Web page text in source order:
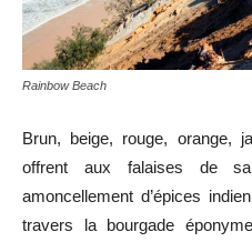
Rainbow Beach
Brun, beige, rouge, orange,
offrent aux falaises de
amoncellement d’épices
travers la bourgade